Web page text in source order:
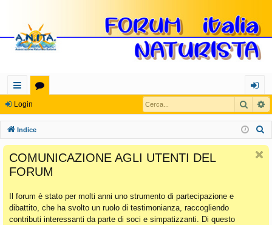
oll
eg
a
m
en
ti
Ra
u
m
og
in
Login Cerca
Indice
COMUNICAZIONE AGLI UTENTI DEL
FORUM
Il forum è stato per molti anni uno strumento di partecipazione e
dibattito, che ha svolto un ruolo di testimonianza, raccogliendo
contributi interessanti da parte di soci e simpatizzanti. Di questo